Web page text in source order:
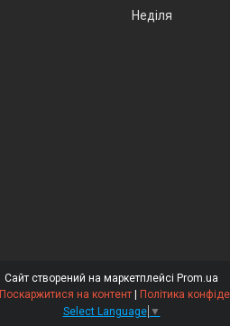
Неділя
Сайт створений на маркетплейсі Prom.ua
Поскаржитися на контент
Політика
Select Language ▼